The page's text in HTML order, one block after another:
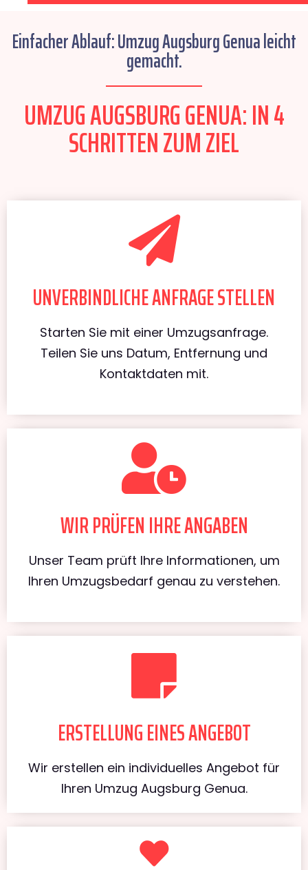
Einfacher Ablauf: Umzug Augsburg Genua leicht
gemacht.
UMZUG AUGSBURG GENUA: IN 4
SCHRITTEN ZUM ZIEL
UNVERBINDLICHE ANFRAGE STELLEN
Starten Sie mit einer Umzugsanfrage.
Teilen Sie uns Datum, Entfernung und
Kontaktdaten mit.
WIR PRÜFEN IHRE ANGABEN
Unser Team prüft Ihre Informationen, um
Ihren Umzugsbedarf genau zu verstehen.
ERSTELLUNG EINES ANGEBOT
Wir erstellen ein individuelles Angebot für
Ihren Umzug Augsburg Genua.